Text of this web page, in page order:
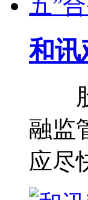
和讯
股
融监
应尽